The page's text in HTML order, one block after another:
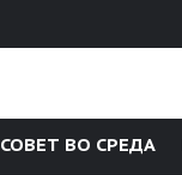
СОВЕТ ВО СРЕДА